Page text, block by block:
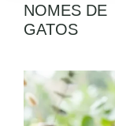
NOMES DE
GATOS